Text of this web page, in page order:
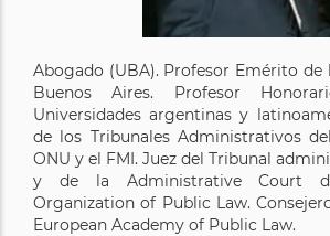
Abogado (UBA). Profesor Emérito de
Buenos Aires. Profesor
Universidades argentinas y
de los Tribunales Administrativos
ONU y el FMI. Juez del Tribunal
y de la Administrative Court
Organization of Public Law.
European Academy of Public Law.